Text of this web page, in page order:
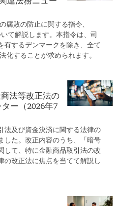
腐敗の防止に関する指令、
て解説します。本指令は、司
有するデンマークを除き、全て
化することが求められます。
法等改正法の
ー（2026年7
法及び資金決済に関する法律の
した。改正内容のうち、「暗号
して、特に金融商品取引法の改
の改正法に焦点を当てて解説し